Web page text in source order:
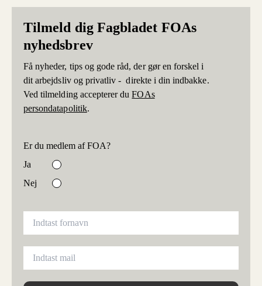
Tilmeld dig Fagbladet FOAs
nyhedsbrev
Få nyheder, tips og gode råd, der gør en forskel i
dit arbejdsliv og privatliv - direkte i din indbakke.
Ved tilmelding accepterer duFOAs
persondatapolitik.
Er du medlem af FOA?
Ja
Nej